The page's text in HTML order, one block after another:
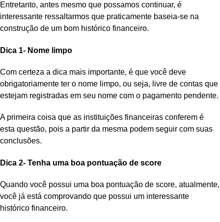
Entretanto, antes mesmo que possamos continuar, é
interessante ressaltarmos que praticamente baseia-se na
construção de um bom histórico financeiro.
Dica 1- Nome limpo
Com certeza a dica mais importante, é que você deve
obrigatoriamente ter o nome limpo, ou seja, livre de contas que
estejam registradas em seu nome com o pagamento pendente.
A primeira coisa que as instituições financeiras conferem é
esta questão, pois a partir da mesma podem seguir com suas
conclusões.
Dica 2- Tenha uma boa pontuação de score
Quando você possui uma boa pontuação de score, atualmente,
você já está comprovando que possui um interessante
histórico financeiro.